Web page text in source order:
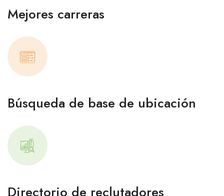
Mejores carreras
Búsqueda de base de ubicación
Directorio de reclutadores